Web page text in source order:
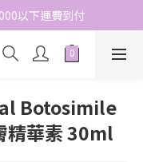
結帳時自動扣減
以下運費到付
結帳時自動扣減
Botosimile
精華素 30ml